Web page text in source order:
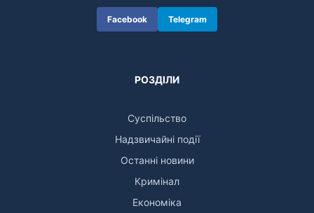
Facebook Telegram
РОЗДІЛИ
Суспільство
Надзвичайні події
Останні новини
Кримінал
Економіка